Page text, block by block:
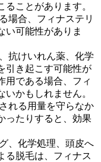
ことがあります。
場合、フィナステリ
い可能性がありま
抗けいれん薬、化学
引き起こす可能性が
用である場合、フィ
かもしれません。
れる用量を守らなか
ったりすると、効果
、化学処理、頭皮へ
る脱毛は、フィナス